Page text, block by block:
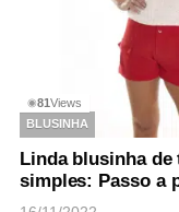
◉81Views
BLUSINHA
Linda blusinha
simples: Passo a